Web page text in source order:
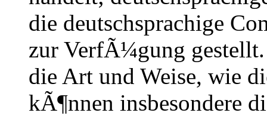
die deutschsprachige
zur VerfÃ¼gung
die Art und Weise, wie
kÃ¶nnen insbesondere